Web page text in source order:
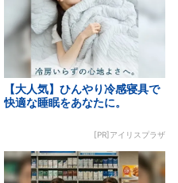
【大人気】ひんやり冷感寝具で
快適な睡眠をあなたに。
[PR]アイリスプラザ